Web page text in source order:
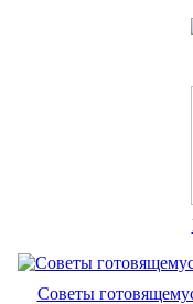
Советы